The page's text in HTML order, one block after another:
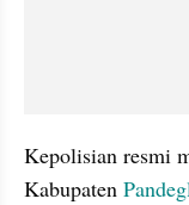
Kepolisian resmi
Kabupaten